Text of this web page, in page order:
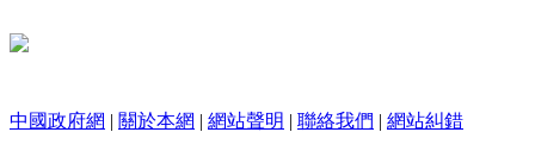
中國政府網 | 關於本網 | 網站聲明 | 聯絡我們 | 網站糾錯